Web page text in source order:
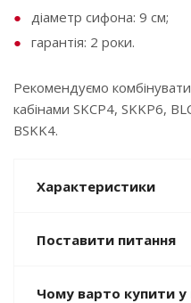
діаметр сифона: 9 см;
гарантія: 2 роки.
Рекомендуємо
кабінами SKCP4, SKKP6,
BSKK4.
Характеристики
Поставити питання
Чому варто купити у